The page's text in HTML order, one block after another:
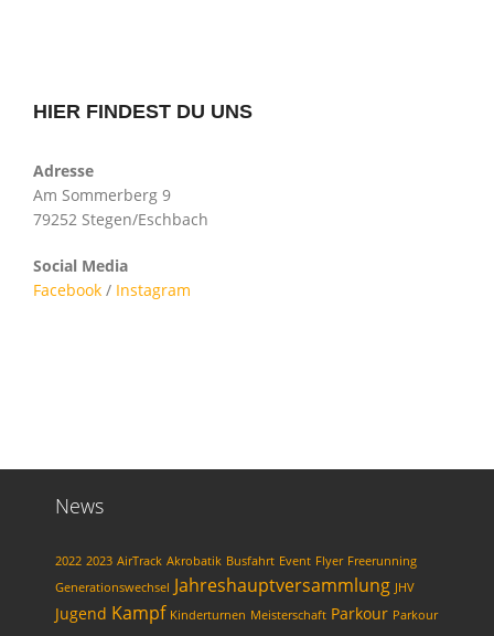
HIER FINDEST DU UNS
Adresse
Am Sommerberg 9
79252 Stegen/Eschbach
Social Media
Facebook / Instagram
News
2022 2023 AirTrack Akrobatik Busfahrt Event Flyer Freerunning
Generationswechsel Jahreshauptversammlung JHV
Jugend Kampf Kinderturnen Meisterschaft Parkour Parkour